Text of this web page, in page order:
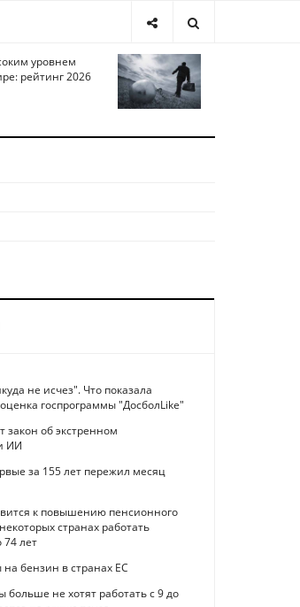
уровнем
рейтинг 2026
не исчез". Что показала
госпрограммы "ДосболLike"
закон об экстренном
ИИ
за 155 лет пережил месяц
к повышению пенсионного
странах работать
74 лет
на бензин в странах ЕС
больше не хотят работать с 9 до